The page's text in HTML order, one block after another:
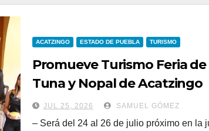
ACATZINGO ESTADO DE PUEBLA TURISMO
Promueve Turismo Feria de
Tuna y Nopal de Acatzingo
JUL 25, 2026 SAMUEL GÓMEZ
– Será del 24 al 26 de julio próximo en la